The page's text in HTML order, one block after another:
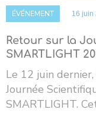
ÉVÉNEMENT 16 juin
Retour sur la
SMARTLIGHT
Le 12 juin
Journée
SMARTLIGHT.